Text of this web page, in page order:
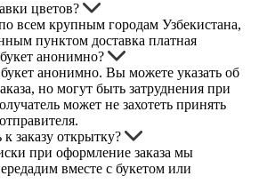
цветов?
всем крупным городам Узбекистана,
пунктом доставка платная
анонимно?
анонимно. Вы можете указать об
но могут быть затруднения при
может не захотеть принять
заказу открытку?
при оформление заказа мы
вместе с букетом или